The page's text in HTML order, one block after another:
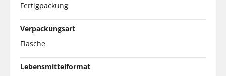
Fertigpackung
Verpackungsart
Flasche
Lebensmittelformat